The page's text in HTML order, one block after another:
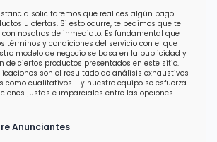
solicitaremos que realices algún pago
u ofertas. Si esto ocurre, te pedimos que te
nosotros de inmediato. Es fundamental que
términos y condiciones del servicio con el que
modelo de negocio se basa en la publicidad y
de ciertos productos presentados en este sitio.
son el resultado de análisis exhaustivos
cualitativos— y nuestro equipo se esfuerza
justas e imparciales entre las opciones
Anunciantes